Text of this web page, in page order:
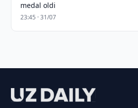
medal oldi
23:45 · 31/07